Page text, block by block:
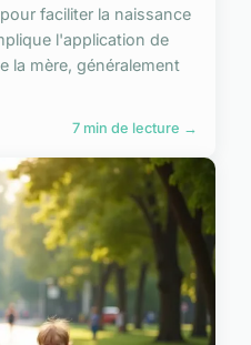
faciliter la naissance
l'application de
la mère, généralement
7 min de lecture →